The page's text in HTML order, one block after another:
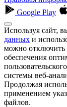
Google Play
Используя сайт,
данных и
можно отключить
обеспечения
системы веб-
Продолжая
применением
файлов.